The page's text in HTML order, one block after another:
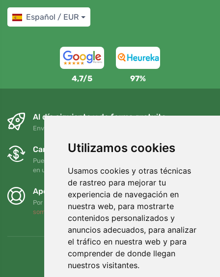
Utilizamos cookies
Usamos cookies y otras técnicas
de rastreo para mejorar tu
experiencia de navegación en
nuestra web, para mostrarte
contenidos personalizados y
anuncios adecuados, para analizar
el tráfico en nuestra web y para
comprender de donde llegan
nuestros visitantes.
Español / EUR
4,7/5 97%
Al día siguiente y de forma gratuita
Envío gratuito para pedidos superiores a 95 EUR
Cambios y devoluciones gratuitos
Puede devolver o cambiar su pedido en cualquier momento
en un plazo de 90 días
Apoyamos a Trees.org
Por cada pedido plantamos un árbol. Leer más
somos